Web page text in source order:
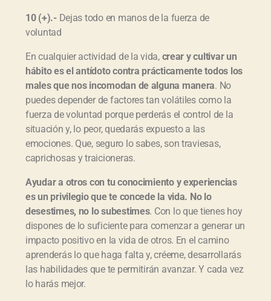
10 (+).-Dejas todo en manos de la fuerza de
voluntad
En cualquier actividad de la vida, crear y cultivar un
hábito es el antídoto contra prácticamente todos los
males que nos incomodan de alguna manera. No
puedes depender de factores tan volátiles como la
fuerza de voluntad porque perderás el control de la
situación y, lo peor, quedarás expuesto a las
emociones. Que, seguro lo sabes, son traviesas,
caprichosas y traicioneras.
Ayudar a otros con tu conocimiento y experiencias
es un privilegio que te concede la vida. No lo
desestimes, no lo subestimes. Con lo que tienes hoy
dispones de lo suficiente para comenzar a generar un
impacto positivo en la vida de otros. En el camino
aprenderás lo que haga falta y, créeme, desarrollarás
las habilidades que te permitirán avanzar. Y cada vez
lo harás mejor.